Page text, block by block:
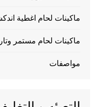
ماكينات لحام اغطية
ماكينات لحام مستمر
مواصفات